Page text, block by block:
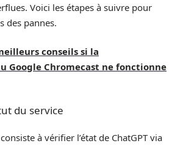
Voici les étapes à suivre pour
des pannes.
conseils si la
Google Chromecast ne fonctionne
du service
à vérifier l’état de ChatGPT via